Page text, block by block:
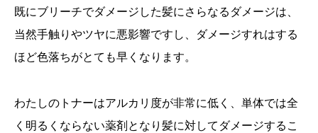
既にブリーチでダメージした髪にさらなるダメージは、
当然手触りやツヤに悪影響ですし、ダメージすれはする
ほど色落ちがとても早くなります。
わたしのトナーはアルカリ度が非常に低く、単体では全
く明るくならない薬剤となり髪に対してダメージするこ